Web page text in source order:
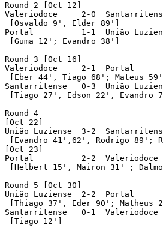
Round 2	[Oct 12]
Valeriodoce	2-0  Santarritense	[Att.: 492]
[Osvaldo 9', Elder 89']
Portal		1-1  União Luziense	[Att.: 277]
[Guma 12'; Evandro 38']
Round 3	[Oct 16]
Valeriodoce	2-1  Portal		[Att.: 520]
[Eber 44', Tiago 68'; Mateus 59']
Santarritense	0-3  União Luziense	[Att.: 177]
[Tiago 27', Edson 22', Evandro
Round 4
[Oct 22]
União Luziense	3-2  Santarritense	[Att.: 13]
[Evandro 41',62', Rodrigo 89';
[Oct 23]
Portal		2-2  Valeriodoce	[Att.: 122]
[Helbert 15', Mairon 31' ;
Round 5	[Oct 30]
União Luziense	2-2  Portal		[Att.: 48]
[Thiago 37', Eder 90'; Matheus
Santarritense	0-1  Valeriodoce	[Att.: 84]
[Tiago 12']